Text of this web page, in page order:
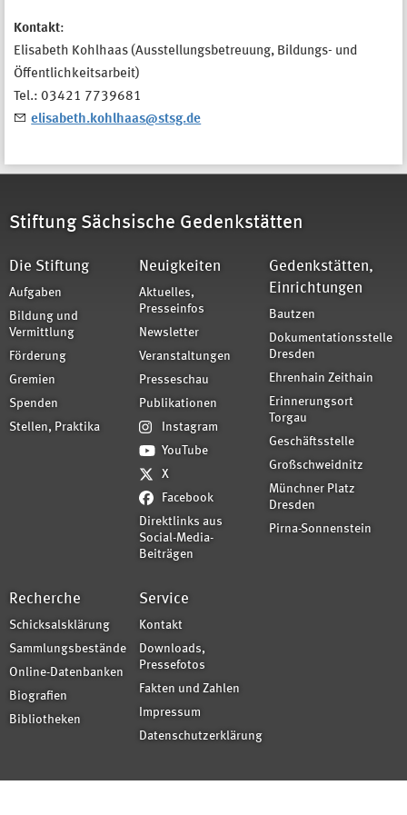
Kontakt:
Elisabeth Kohlhaas (Ausstellungsbetreuung, Bildungs- und
Öffentlichkeitsarbeit)
Tel.: 03421 7739681
elisabeth.kohlhaas@stsg.de
Stiftung Sächsische Gedenkstätten
Die Stiftung
Aufgaben
Bildung und
Vermittlung
Förderung
Gremien
Spenden
Stellen, Praktika
Neuigkeiten
Aktuelles,
Presseinfos
Newsletter
Veranstaltungen
Presseschau
Publikationen
Instagram
YouTube
X
Facebook
Direktlinks aus
Social-Media-
Beiträgen
Gedenkstätten,
Einrichtungen
Bautzen
Dokumentationsstelle
Dresden
Ehrenhain Zeithain
Erinnerungsort
Torgau
Geschäftsstelle
Großschweidnitz
Münchner Platz
Dresden
Pirna-Sonnenstein
Recherche
Schicksalsklärung
Sammlungsbestände
Online-Datenbanken
Biografien
Bibliotheken
Service
Kontakt
Downloads,
Pressefotos
Fakten und Zahlen
Impressum
Datenschutzerklärung